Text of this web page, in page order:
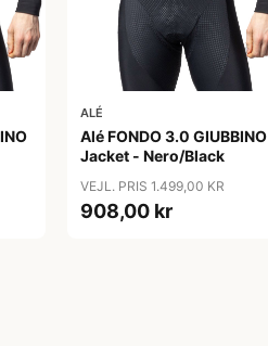
ALÉ
Alé FONDO 3.0 GIUBBINO
Jacket - Nero/Black
VEJL. PRIS 1.499,00 KR
908,00 kr